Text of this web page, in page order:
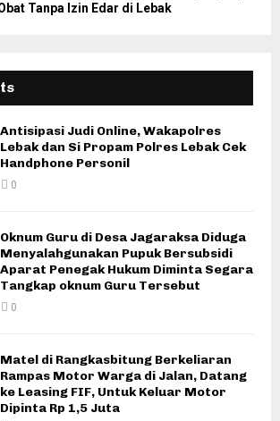
Tanpa Izin Edar di Lebak
Antisipasi Judi Online, Wakapolres
Lebak dan Si Propam Polres Lebak Cek
Handphone Personil
0
Oknum Guru di Desa Jagaraksa Diduga
Menyalahgunakan Pupuk Bersubsidi
Aparat Penegak Hukum Diminta Segara
Tangkap oknum Guru Tersebut
0
Matel di Rangkasbitung Berkeliaran
Rampas Motor Warga di Jalan, Datang
ke Leasing FIF, Untuk Keluar Motor
Dipinta Rp 1,5 Juta